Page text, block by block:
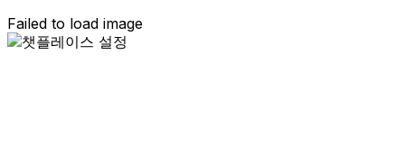
Failed to load image